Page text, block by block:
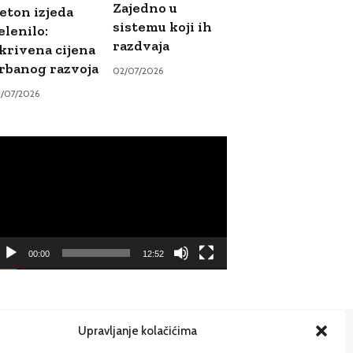
Upravljanje kolačićima
izjeda
cijena
razvoja
07/2026
Zajedno u
sistemu koji ih
razdvaja
02/07/2026
00:00 12:52